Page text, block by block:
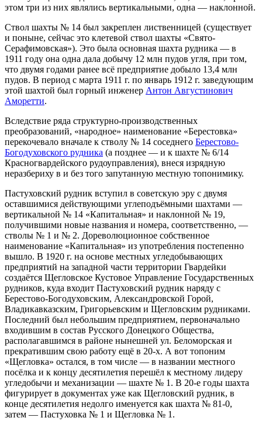
этом три из них являлись вертикальными, одна — наклонной.
Ствол шахты № 14 был закреплен лиственницей (существует
и поныне, сейчас это клетевой ствол шахты «Свято-
Серафимовская»). Это была основная шахта рудника — в
1911 году она одна дала добычу 12 млн пудов угля, при том,
что двумя годами ранее всё предприятие добыло 13,4 млн
пудов. В период с марта 1911 г. по январь 1912 г. заведующим
этой шахтой был горный инженер Антон Августинович
Аморетти.
Вследствие ряда структурно-производственных
преобразований, «народное» наименование «Берестовка»
перекочевало вначале к стволу № 14 соседнего Берестово-
Богодуховского рудника (а позднее — и к шахте № 6/14
Красногвардейского рудоуправления), внеся изрядную
неразбериху в и без того запутанную местную топонимику.
Пастуховский рудник вступил в советскую эру с двумя
оставшимися действующими углеподъёмными шахтами —
вертикальной № 14 «Капитальная» и наклонной № 19,
получившими новые названия и номера, соответственно, —
стволы № 1 и № 2. Дореволюционное собственное
наименование «Капитальная» из употребления постепенно
вышло. В 1920 г. на основе местных угледобывающих
предприятий на западной части территории Гвардейки
создаётся Щегловское Кустовое Управление Государственных
рудников, куда входит Пастуховский рудник наряду с
Берестово-Богодуховским, Александровской Горой,
Владикавказским, Григорьевским и Щегловским рудниками.
Последний был небольшим предприятием, первоначально
входившим в состав Русского Донецкого Общества,
располагавшимся в районе нынешней ул. Беломорская и
прекратившим свою работу ещё в 20-х. А вот топоним
«Щегловка» остался, в том числе — в названии местного
посёлка и к концу десятилетия перешёл к местному лидеру
угледобычи и механизации — шахте № 1. В 20-е годы шахта
фигурирует в документах уже как Щегловский рудник, в
конце десятилетия недолго именуется как шахта № 81-0,
затем — Пастуховка № 1 и Щегловка № 1.